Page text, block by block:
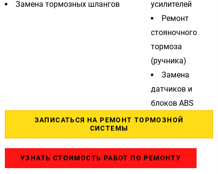
Замена тормозных шлангов
усилителей
Ремонт
стояночного
тормоза
(ручника)
Замена
датчиков и
блоков ABS
ЗАПИСАТЬСЯ НА РЕМОНТ ТОРМОЗНОЙ
СИСТЕМЫ
УЗНАТЬ СТОИМОСТЬ РАБОТ ПО РЕМОНТУ